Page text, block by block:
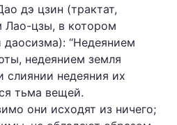
дэ цзин (трактат,
Лао-цзы, в котором
“Недеянием
недеянием земля
слиянии недеяния их
тьма вещей.
они исходят из ничего;